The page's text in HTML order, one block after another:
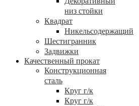
низ стойки
Квадрат
Никельсодержащий
Шестигранник
Задвижки
Качественный прокат
Конструкционная
сталь
Круг г/к
Круг г/к